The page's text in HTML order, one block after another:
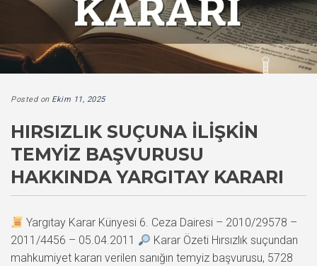
Posted on Ekim 11, 2025
HIRSIZLIK SUÇUNA İLIŞKIN
TEMYIZ BAŞVURUSU
HAKKINDA YARGITAY KARARI
Yargıtay Karar Künyesi 6. Ceza Dairesi – 2010/29578 –
2011/4456 – 05.04.2011
Karar Özeti Hırsızlık suçundan
mahkumiyet kararı verilen sanığın temyiz başvurusu, 5728